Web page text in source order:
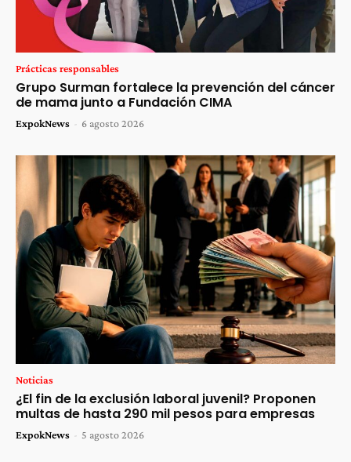
Prácticas responsables
Grupo Surman fortalece la prevención del cáncer
de mama junto a Fundación CIMA
ExpokNews - 6 agosto 2026
Noticias
¿El fin de la exclusión laboral juvenil? Proponen
multas de hasta 290 mil pesos para empresas
ExpokNews - 5 agosto 2026